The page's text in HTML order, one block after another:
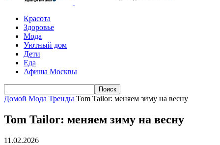
Красота
Здоровье
Мода
Уютный дом
Дети
Еда
Афиша Москвы
Домой Мода Тренды Tom Tailor: меняем зиму на весну
Tom Tailor: меняем зиму на весну
11.02.2026